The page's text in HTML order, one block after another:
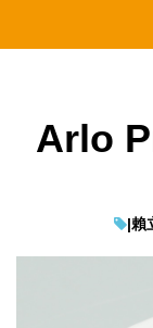
Arlo
|賴